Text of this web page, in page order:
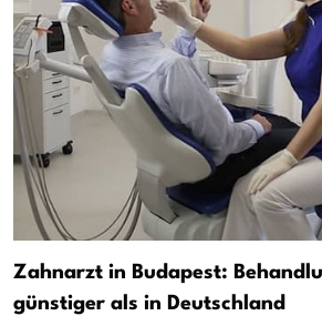
Zahnarzt in Budapest:
günstiger als in Deutschland